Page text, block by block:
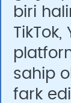
biri
sahip
fark